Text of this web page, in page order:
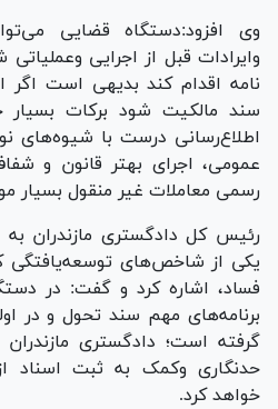
وی افزود:دستگاه قضایی
وایرادات قبل از اجرایی
نامه اقدام کند بدیهی است اگر
سند مالکیت شود برکات بسیار
اطلاع‌رسانی درست با شیوه‌های
عمومی، اجرای بهتر قانون و
رسمی معاملات غیر منقول بسیار
رئیس کل دادگستری مازندران
یکی از شاخص‌های توسعه‌یافتگی
فساد، اشاره کرد و گفت: در
برنامه‌های مهم سند تحول و در
گرفته است؛ دادگستری
حدنگاری وکمک به ثبت اسناد
خواهد کرد.